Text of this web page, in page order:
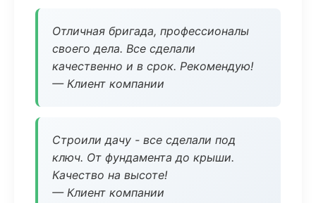
Отличная бригада, профессионалы
своего дела. Все сделали
качественно и в срок. Рекомендую!
— Клиент компании
Строили дачу - все сделали под
ключ. От фундамента до крыши.
Качество на высоте!
— Клиент компании